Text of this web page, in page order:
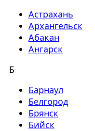
Астрахань
Архангельск
Абакан
Ангарск
Б
Барнаул
Белгород
Брянск
Бийск